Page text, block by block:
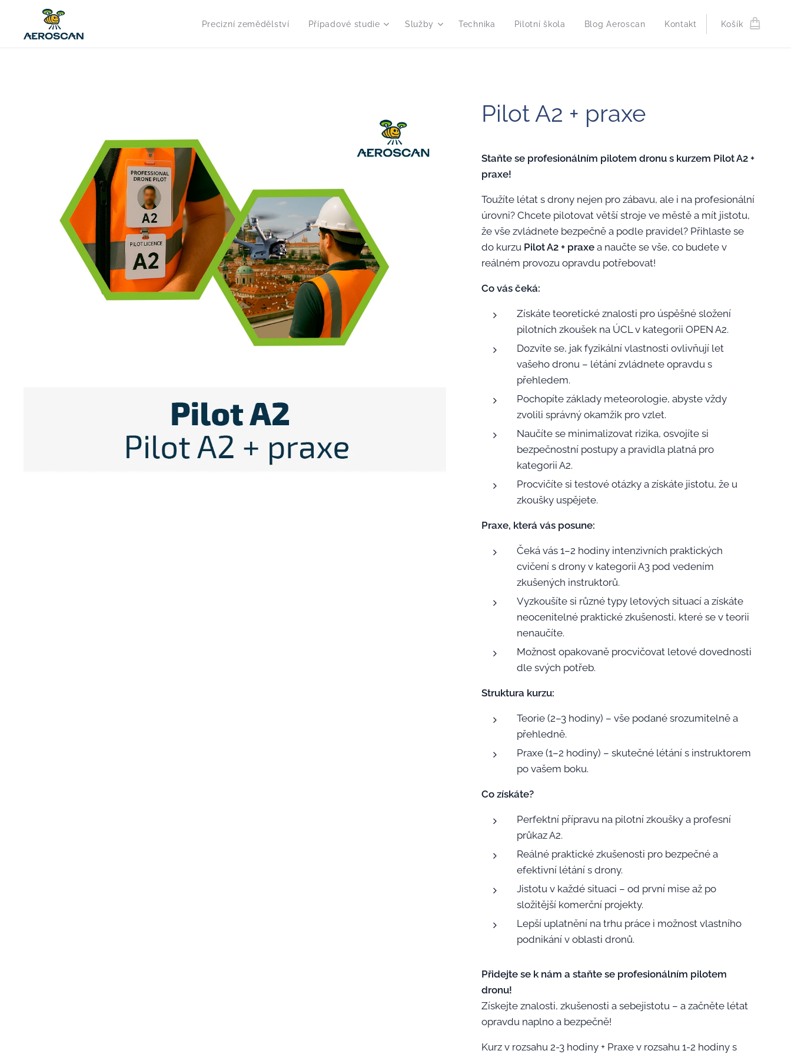
Precizní zemědělství Případové studie Služby Technika Pilotní škola Blog Aeroscan Kontakt Košík
Pilot A2 + praxe
Staňte se profesionálním pilotem dronu s kurzem Pilot A2 +
praxe!
Toužíte létat s drony nejen pro zábavu, ale i na profesionální
úrovni? Chcete pilotovat větší stroje ve městě a mít jistotu,
že vše zvládnete bezpečně a podle pravidel? Přihlaste se
do kurzu Pilot A2 + praxe a naučte se vše, co budete v
reálném provozu opravdu potřebovat!
Co vás čeká:
Získáte teoretické znalosti pro úspěšné složení
pilotních zkoušek na ÚCL v kategorii OPEN A2.
Dozvíte se, jak fyzikální vlastnosti ovlivňují let
vašeho dronu – létání zvládnete opravdu s
přehledem.
Pochopíte základy meteorologie, abyste vždy
zvolili správný okamžik pro vzlet.
Naučíte se minimalizovat rizika, osvojíte si
bezpečnostní postupy a pravidla platná pro
kategorii A2.
Procvičíte si testové otázky a získáte jistotu, že u
zkoušky uspějete.
Praxe, která vás posune:
Čeká vás 1–2 hodiny intenzivních praktických
cvičení s drony v kategorii A3 pod vedením
zkušených instruktorů.
Vyzkoušíte si různé typy letových situací a získáte
neocenitelné praktické zkušenosti, které se v teorii
nenaučíte.
Možnost opakovaně procvičovat letové dovednosti
dle svých potřeb.
Struktura kurzu:
Teorie (2–3 hodiny) – vše podané srozumitelně a
přehledně.
Praxe (1–2 hodiny) – skutečné létání s instruktorem
po vašem boku.
Co získáte?
Perfektní přípravu na pilotní zkoušky a profesní
průkaz A2.
Reálné praktické zkušenosti pro bezpečné a
efektivní létání s drony.
Jistotu v každé situaci – od první mise až po
složitější komerční projekty.
Lepší uplatnění na trhu práce i možnost vlastního
podnikání v oblasti dronů.
Přidejte se k nám a staňte se profesionálním pilotem
dronu!
Získejte znalosti, zkušenosti a sebejistotu – a začněte létat
opravdu naplno a bezpečně!
Kurz v rozsahu 2-3 hodiny + Praxe v rozsahu 1-2 hodiny s